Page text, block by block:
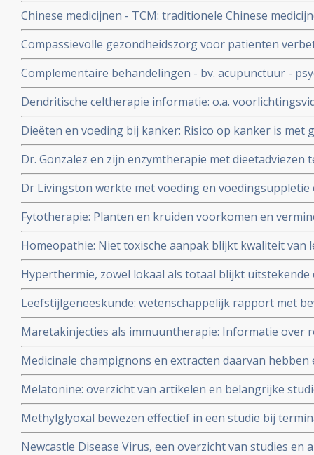
Chinese medicijnen - TCM: traditionele Chinese
therapeutisch of preventief bij alle vormen van kanker.
ontwikkelingen en belangrijke studies en artikelen
Compassievolle gezondheidszorg voor patienten
patiënten, vergroot de kwaliteit en veiligheid van de
de burn-outs bij artsen en is financieel aantrekkelijk
Complementaire behandelingen - bv. acupunctuur -
massage verminderen pijn (47 procent) en angst (57
opgenomen kankerpatienten
Dendritische celtherapie informatie: o.a.
aan het woord en in beeld
Dieëten en voeding bij kanker: Risico op kanker is met
misschien wel te voorkomen
Dr. Gonzalez en zijn enzymtherapie met dieetadviezen
Dr Livingston werkte met voeding en voedingsuppletie
maar ook met vaccins
Fytotherapie: Planten en kruiden voorkomen en
maagontstekingen - o.a. ziekte van Crohn - veel beter
medicijnen
Homeopathie: Niet toxische aanpak blijkt kwaliteit van
reguliere aanpak. Blijkt uit een vergelijkend
Hyperthermie, zowel lokaal als totaal blijkt uitstekende
behandeling bij vele vormen van kanker. Hier een
Leefstijlgeneeskunde: wetenschappelijk rapport met
leefstijlgeneeskunde een volwaardige plaats verdient
gepubliceerd
Maretakinjecties als immuuntherapie: Informatie over
Viscum Album L. (bv. merknamen Iscador of Isorel) in
van kanker
Medicinale champignons en extracten daarvan
mentale gezondheid, vooral via de darmbiotica
Melatonine: overzicht van artikelen en belangrijke
verschillende vormen van kanker
Methylglyoxal bewezen effectief in een studie bij
originele volledige studieverslag incl. omschrijving
Newcastle Disease Virus, een overzicht van studies en